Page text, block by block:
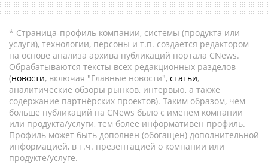
* Страница-профиль компании, системы (продукта или
услуги), технологии, персоны и т.п. создается редактором
на основе анализа архива публикаций портала CNews.
Обрабатываются тексты всех редакционных разделов
(новости, включая "Главные новости", статьи,
аналитические обзоры рынков, интервью, а также
содержание партнёрских проектов). Таким образом, чем
больше публикаций на CNews было с именем компании
или продукта/услуги, тем более информативен профиль.
Профиль может быть дополнен (обогащен) дополнительной
информацией, в т.ч. презентацией о компании или
продукте/услуге.